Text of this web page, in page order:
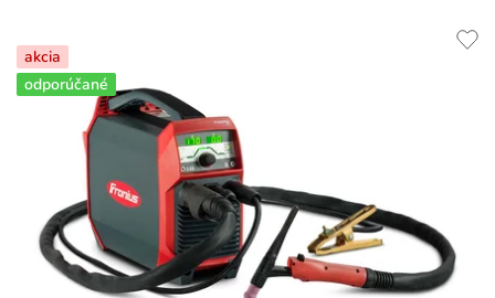
akcia
odporúčané